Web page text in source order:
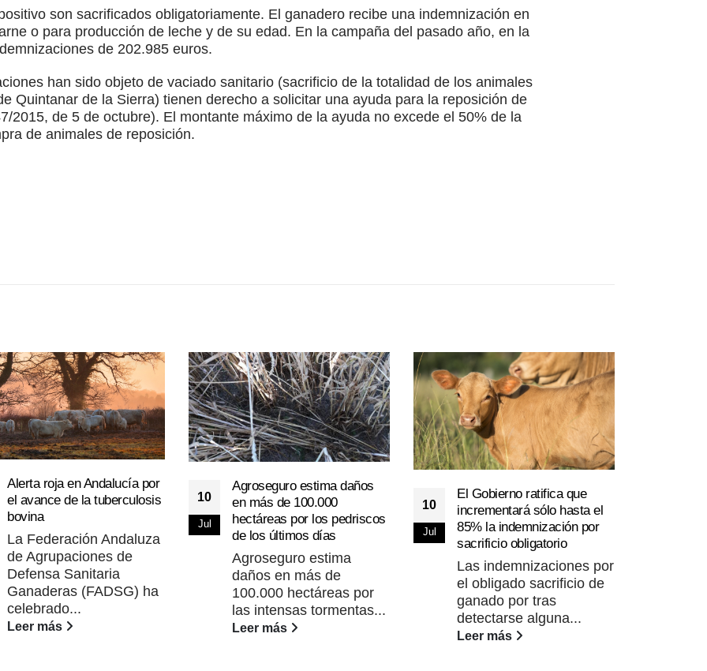
son sacrificados obligatoriamente. El ganadero recibe una indemnización en
o para producción de leche y de su edad. En la campaña del pasado año, en la
de 202.985 euros.
han sido objeto de vaciado sanitario (sacrificio de la totalidad de los animales
Quintanar de la Sierra) tienen derecho a solicitar una ayuda para la reposición de
2015, de 5 de octubre). El montante máximo de la ayuda no excede el 50% de la
de animales de reposición.
Alerta roja en Andalucía por
el avance de la tuberculosis
bovina
La Federación Andaluza
de Agrupaciones de
Defensa Sanitaria
Ganaderas (FADSG) ha
celebrado...
Leer más
10
Jul
Agroseguro estima daños
en más de 100.000
hectáreas por los pedriscos
de los últimos días
Agroseguro estima
daños en más de
100.000 hectáreas por
las intensas tormentas...
Leer más
10
Jul
El Gobierno ratifica que
incrementará sólo hasta el
85% la indemnización por
sacrificio obligatorio
Las indemnizaciones por
el obligado sacrificio de
ganado por tras
detectarse alguna...
Leer más